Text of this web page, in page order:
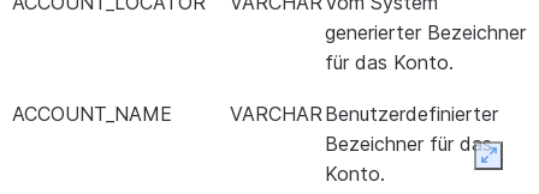
generierter Bezeichner
für das Konto.
ACCOUNT_NAME VARCHARBenutzerdefinierter
Bezeichner für das
Konto.